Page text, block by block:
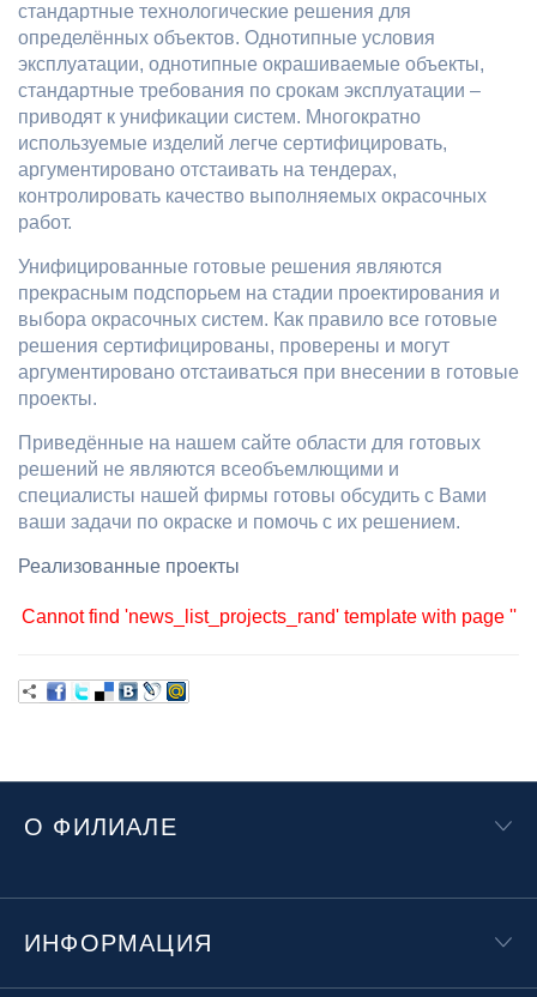
стандартные технологические решения для
определённых объектов. Однотипные условия
эксплуатации, однотипные окрашиваемые объекты,
стандартные требования по срокам эксплуатации –
приводят к унификации систем. Многократно
используемые изделий легче сертифицировать,
аргументировано отстаивать на тендерах,
контролировать качество выполняемых окрасочных
работ.
Унифицированные готовые решения являются
прекрасным подспорьем на стадии проектирования и
выбора окрасочных систем. Как правило все готовые
решения сертифицированы, проверены и могут
аргументировано отстаиваться при внесении в готовые
проекты.
Приведённые на нашем сайте области для готовых
решений не являются всеобъемлющими и
специалисты нашей фирмы готовы обсудить с Вами
ваши задачи по окраске и помочь с их решением.
Реализованные проекты
Cannot find 'news_list_projects_rand' template with page ''
О ФИЛИАЛЕ
ИНФОРМАЦИЯ